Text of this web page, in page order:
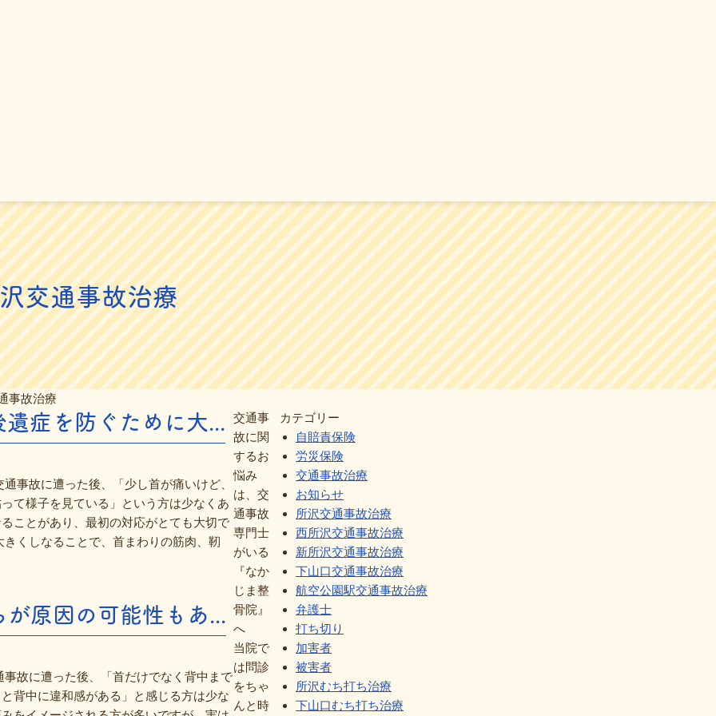
交通事故治療
事故治療
症を防ぐために大...
事故に遭った後、「少し首が痛いけど、
て様子を見ている」という方は少なくあ
ことがあり、最初の対応がとても大切で
くしなることで、首まわりの筋肉、靭
原因の可能性もあ...
故に遭った後、「首だけでなく背中まで
背中に違和感がある」と感じる方は少な
カテゴリー
自賠責保険
労災保険
交通事故治療
お知らせ
所沢交通事故治療
西所沢交通事故治療
新所沢交通事故治療
下山口交通事故治療
航空公園駅交通事故治療
弁護士
打ち切り
加害者
被害者
所沢むち打ち治療
下山口むち打ち治療
交通事
故に関
するお
悩み
は、交
通事故
専門士
がいる
『なか
じま整
骨院』
へ
当院で
は問診
をちゃ
んと時